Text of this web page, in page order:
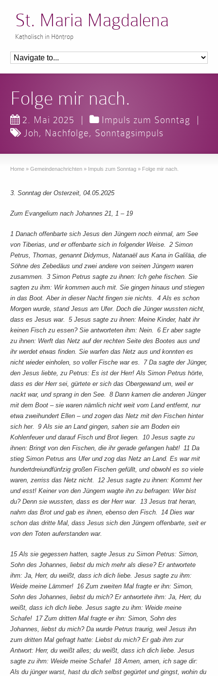
St. Maria Magdalena
Katholisch in Höntrop
Folge mir nach.
2. Mai 2025 | Impuls zum Sonntag
|
Joh, Nachfolge, Sonntagsimpuls
Home » Gemeindenachrichten » Impuls zum Sonntag » Folge mir nach.
3. Sonntag der Osterzeit, 04.05.2025
Zum Evangelium nach Johannes 21, 1 – 19
1 Danach offenbarte sich Jesus den Jüngern noch einmal, am See
von Tiberias, und er offenbarte sich in folgender Weise. 2 Simon
Petrus, Thomas, genannt Didymus, Natanaël aus Kana in Galiläa, die
Söhne des Zebedäus und zwei andere von seinen Jüngern waren
zusammen. 3 Simon Petrus sagte zu ihnen: Ich gehe fischen. Sie
sagten zu ihm: Wir kommen auch mit. Sie gingen hinaus und stiegen
in das Boot. Aber in dieser Nacht fingen sie nichts. 4 Als es schon
Morgen wurde, stand Jesus am Ufer. Doch die Jünger wussten nicht,
dass es Jesus war. 5 Jesus sagte zu ihnen: Meine Kinder, habt ihr
keinen Fisch zu essen? Sie antworteten ihm: Nein. 6 Er aber sagte
zu ihnen: Werft das Netz auf der rechten Seite des Bootes aus und
ihr werdet etwas finden. Sie warfen das Netz aus und konnten es
nicht wieder einholen, so voller Fische war es. 7 Da sagte der Jünger,
den Jesus liebte, zu Petrus: Es ist der Herr! Als Simon Petrus hörte,
dass es der Herr sei, gürtete er sich das Obergewand um, weil er
nackt war, und sprang in den See. 8 Dann kamen die anderen Jünger
mit dem Boot – sie waren nämlich nicht weit vom Land entfernt, nur
etwa zweihundert Ellen – und zogen das Netz mit den Fischen hinter
sich her. 9 Als sie an Land gingen, sahen sie am Boden ein
Kohlenfeuer und darauf Fisch und Brot liegen. 10 Jesus sagte zu
ihnen: Bringt von den Fischen, die ihr gerade gefangen habt! 11 Da
stieg Simon Petrus ans Ufer und zog das Netz an Land. Es war mit
hundertdreiundfünfzig großen Fischen gefüllt, und obwohl es so viele
waren, zerriss das Netz nicht. 12 Jesus sagte zu ihnen: Kommt her
und esst! Keiner von den Jüngern wagte ihn zu befragen: Wer bist
du? Denn sie wussten, dass es der Herr war. 13 Jesus trat heran,
nahm das Brot und gab es ihnen, ebenso den Fisch. 14 Dies war
schon das dritte Mal, dass Jesus sich den Jüngern offenbarte, seit er
von den Toten auferstanden war.
15 Als sie gegessen hatten, sagte Jesus zu Simon Petrus: Simon,
Sohn des Johannes, liebst du mich mehr als diese? Er antwortete
ihm: Ja, Herr, du weißt, dass ich dich liebe. Jesus sagte zu ihm:
Weide meine Lämmer! 16 Zum zweiten Mal fragte er ihn: Simon,
Sohn des Johannes, liebst du mich? Er antwortete ihm: Ja, Herr, du
weißt, dass ich dich liebe. Jesus sagte zu ihm: Weide meine
Schafe! 17 Zum dritten Mal fragte er ihn: Simon, Sohn des
Johannes, liebst du mich? Da wurde Petrus traurig, weil Jesus ihn
zum dritten Mal gefragt hatte: Liebst du mich? Er gab ihm zur
Antwort: Herr, du weißt alles; du weißt, dass ich dich liebe. Jesus
sagte zu ihm: Weide meine Schafe! 18 Amen, amen, ich sage dir:
Als du jünger warst, hast du dich selbst gegürtet und gingst, wohin du